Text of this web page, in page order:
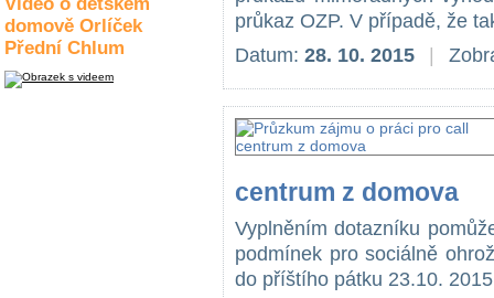
domově Orlíček
Přední Chlum
průkaz OZP. V případě, že
Datum: 28. 10. 2015
centrum z domova
Vyplněním dotazníku
podmínek pro sociálně
do příštího pátku 23.10.